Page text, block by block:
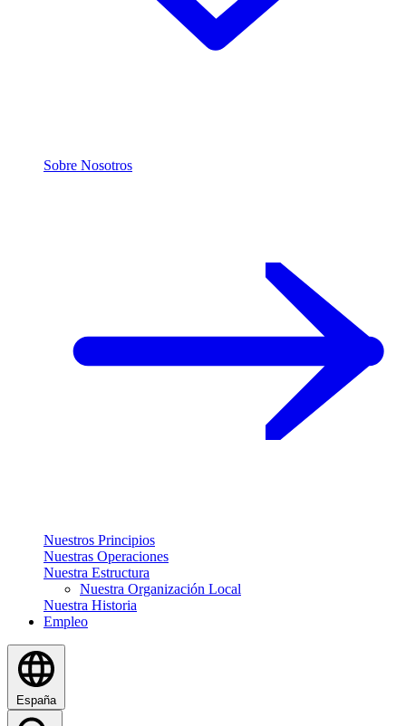
Sobre Nosotros
Nuestros Principios
Nuestras Operaciones
Nuestra Estructura
Nuestra Organización Local
Nuestra Historia
Empleo
España